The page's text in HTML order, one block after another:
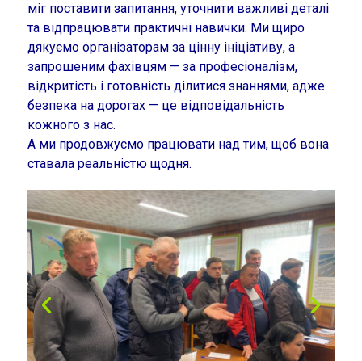
міг поставити запитання, уточнити важливі деталі
та відпрацювати практичні навички. Ми щиро
дякуємо організаторам за цінну ініціативу, а
запрошеним фахівцям — за професіоналізм,
відкритість і готовність ділитися знаннями, адже
безпека на дорогах — це відповідальність
кожного з нас.
А ми продовжуємо працювати над тим, щоб вона
ставала реальністю щодня.